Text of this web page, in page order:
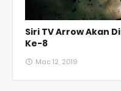
Siri TV Arrow Akan
Ke-8
Mac 12, 2019